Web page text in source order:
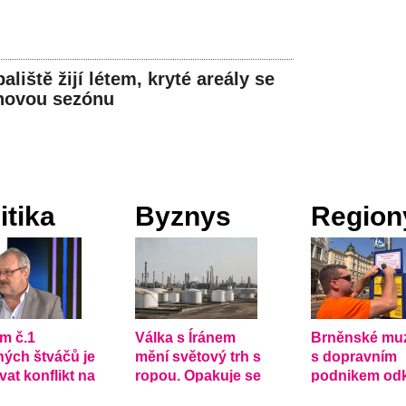
žijí létem, kryté areály se
sezónu
č.1
štváčů je
konflikt na
Byznys
Válka s Íránem
mění světový trh s
ropou. Opakuje se
Brněnské
s dopravním
podnikem